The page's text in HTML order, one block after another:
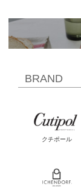
BRAND
クチポール